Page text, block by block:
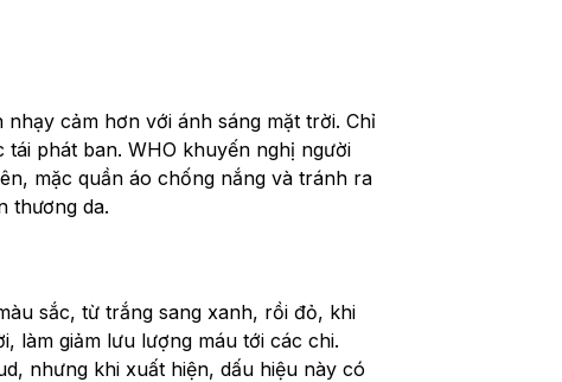
cảm hơn với ánh sáng mặt trời. Chỉ
phát ban. WHO khuyến nghị người
mặc quần áo chống nắng và tránh ra
thương da.
sắc, từ trắng sang xanh, rồi đỏ, khi
làm giảm lưu lượng máu tới các chi.
nhưng khi xuất hiện, dấu hiệu này có